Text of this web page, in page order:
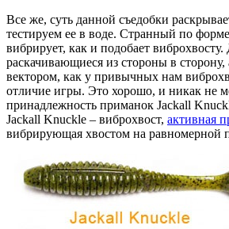
Все же, суть данной съедобки
тестируем ее в воде. Странный по
вибрирует, как и подобает
раскачивающиеся из стороны в
вектором, как у привычных нам
отличие игры. Это хорошо, и никак не
принадлежность приманок Jackall
Jackall Knuckle – виброхвост, активная
вибрирующая хвостом на равномерной